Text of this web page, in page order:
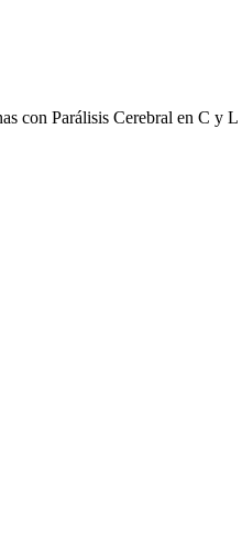
con Parálisis Cerebral en C y L